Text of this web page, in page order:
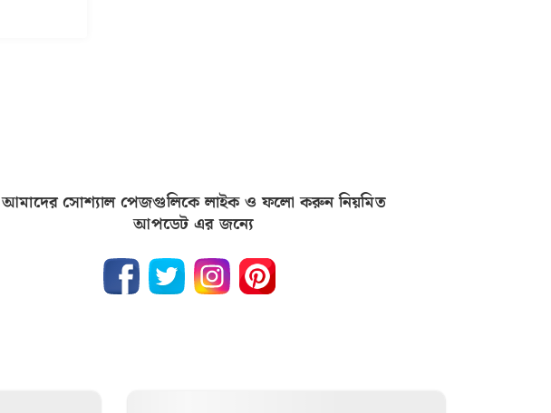
আমাদের সোশ্যাল পেজগুলিকে লাইক ও ফলো করুন নিয়মিত
আপডেট এর জন্যে